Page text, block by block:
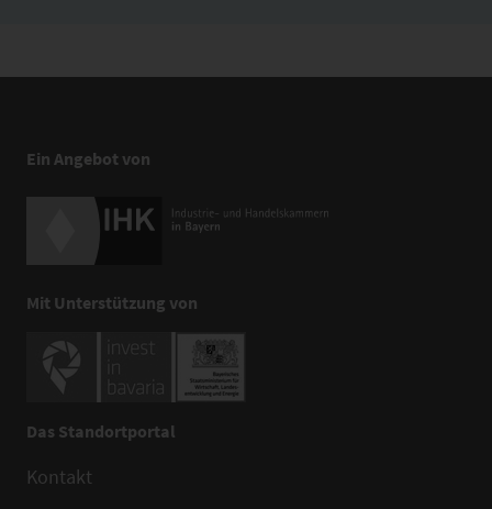
Ein Angebot von
Mit Unterstützung von
Das Standortportal
Kontakt